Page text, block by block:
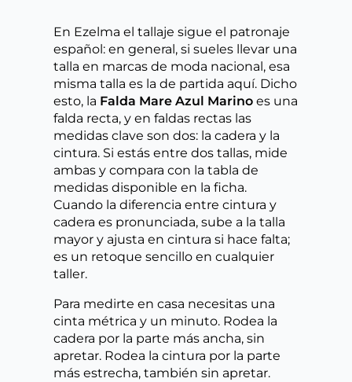
En Ezelma el tallaje sigue el patronaje
español: en general, si sueles llevar una
talla en marcas de moda nacional, esa
misma talla es la de partida aquí. Dicho
esto, la Falda Mare Azul Marino es una
falda recta, y en faldas rectas las
medidas clave son dos: la cadera y la
cintura. Si estás entre dos tallas, mide
ambas y compara con la tabla de
medidas disponible en la ficha.
Cuando la diferencia entre cintura y
cadera es pronunciada, sube a la talla
mayor y ajusta en cintura si hace falta;
es un retoque sencillo en cualquier
taller.
Para medirte en casa necesitas una
cinta métrica y un minuto. Rodea la
cadera por la parte más ancha, sin
apretar. Rodea la cintura por la parte
más estrecha, también sin apretar.